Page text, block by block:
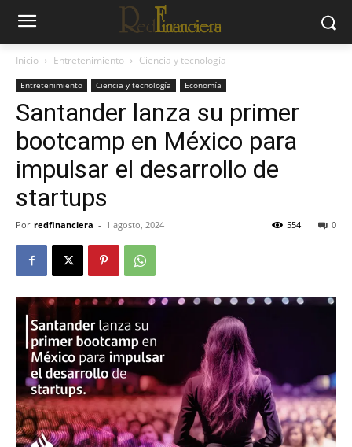
Inicio Entretenimiento Ciencia y tecnología
Entretenimiento Ciencia y tecnología Economía
Santander lanza su primer
bootcamp en México para
impulsar el desarrollo de
startups
Por redfinanciera - 1 agosto, 2024 0
554